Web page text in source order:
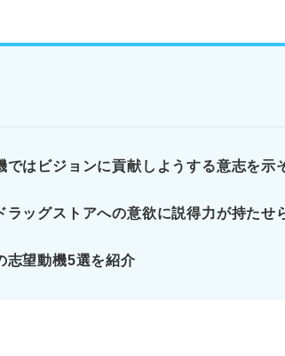
に携わりたい、接客サービス強化に貢
は「ビジョン」と「原体験」が鍵
理解するために必要な基礎知識
ではビジョンに貢献しようする意志を示
ラッグストアへの意欲に説得力が持たせ
志望動機5選を紹介